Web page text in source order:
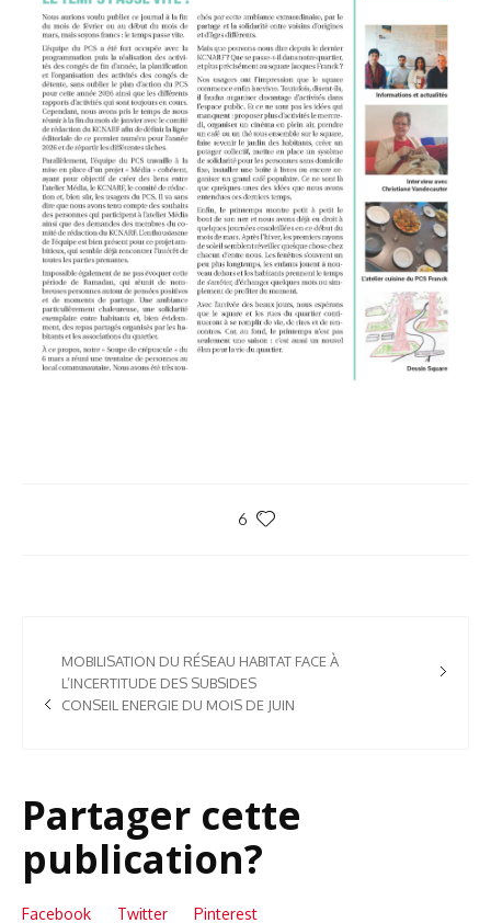
6
MOBILISATION DU RÉSEAU HABITAT FACE À
L’INCERTITUDE DES SUBSIDES
CONSEIL ENERGIE DU MOIS DE JUIN
Partager cette
publication?
Facebook Twitter Pinterest